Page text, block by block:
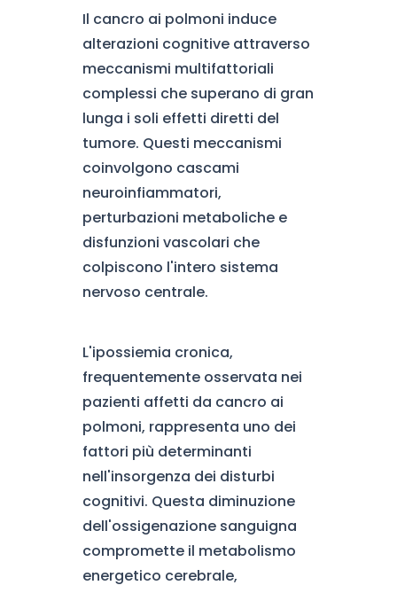
Il cancro ai polmoni induce
alterazioni cognitive attraverso
meccanismi multifattoriali
complessi che superano di gran
lunga i soli effetti diretti del
tumore. Questi meccanismi
coinvolgono cascami
neuroinfiammatori,
perturbazioni metaboliche e
disfunzioni vascolari che
colpiscono l'intero sistema
nervoso centrale.
L'ipossiemia cronica,
frequentemente osservata nei
pazienti affetti da cancro ai
polmoni, rappresenta uno dei
fattori più determinanti
nell'insorgenza dei disturbi
cognitivi. Questa diminuzione
dell'ossigenazione sanguigna
compromette il metabolismo
energetico cerebrale,